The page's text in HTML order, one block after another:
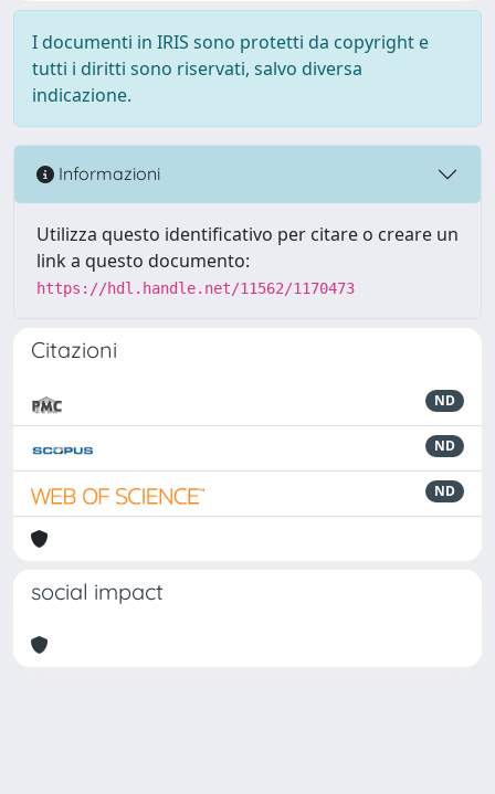
I documenti in IRIS sono protetti da copyright e
tutti i diritti sono riservati, salvo diversa
indicazione.
Informazioni
Utilizza questo identificativo per citare o creare un
link a questo documento:
https://hdl.handle.net/11562/1170473
Citazioni
ND
ND
ND
social impact